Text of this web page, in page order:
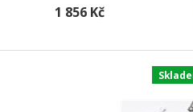
1 856 Kč